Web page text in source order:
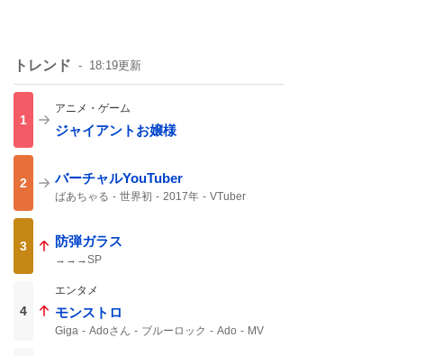
トレンド 18:19更新
1
アニメ・ゲーム
ジャイアントお嬢様
2 バーチャルYouTuber
ばあちゃる 世界初 2017年
VTuber
3 防弾ガラス
→→→SP
4
エンタメ
モンストロ
Giga Adoさん ブルーロック Ado MV